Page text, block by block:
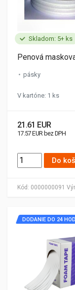
Skladom: 5+ ks
Kód: 0000000091
Penová
pásky
V kartóne: 1 ks
21.61 EUR
17.57 EUR bez DPH
Do
DODANIE DO 24